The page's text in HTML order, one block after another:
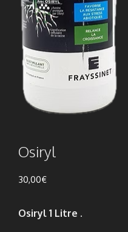
Osiryl
30,00€
Osiryl 1 Litre .